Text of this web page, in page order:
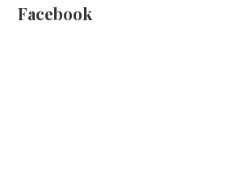
Facebook